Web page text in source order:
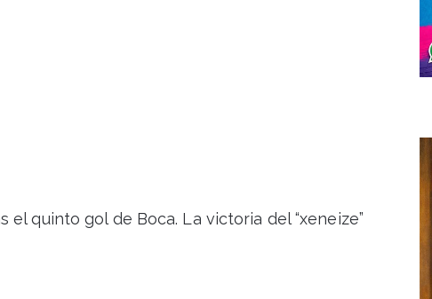
el quinto gol de Boca. La victoria del “xeneize”